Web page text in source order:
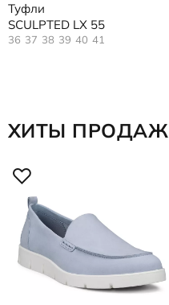
Туфли
SCULPTED LX 55
36 37 38 39 40 41
ХИТЫ ПРОДАЖ